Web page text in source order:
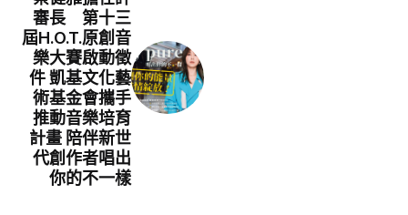
審長 第十三
屆H.O.T.原創音
樂大賽啟動徵
件 凱基文化藝
術基金會攜手
推動音樂培育
計畫 陪伴新世
代創作者唱出
你的不一樣